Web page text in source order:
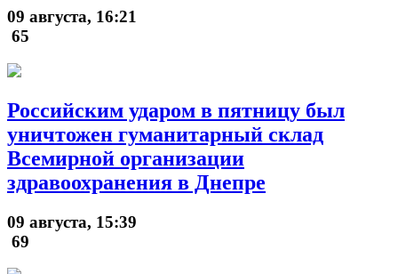
09 августа, 16:21
65
Российским ударом в пятницу был
уничтожен гуманитарный склад
Всемирной организации
здравоохранения в Днепре
09 августа, 15:39
69